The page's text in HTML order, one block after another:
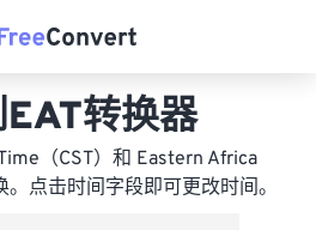
EAT转换器
（CST）和 Eastern Africa
点击时间字段即可更改时间。